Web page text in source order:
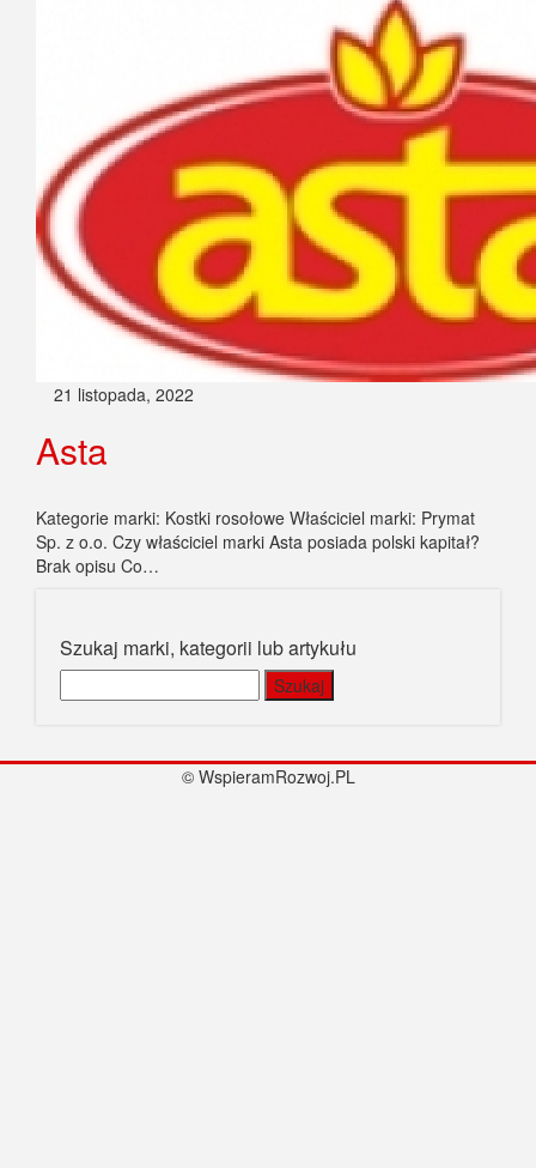
21 listopada, 2022
Asta
Kategorie marki: Kostki rosołowe Właściciel marki: Prymat
Sp. z o.o. Czy właściciel marki Asta posiada polski kapitał?
Brak opisu Co…
Szukaj marki, kategorii lub artykułu
© WspieramRozwoj.PL